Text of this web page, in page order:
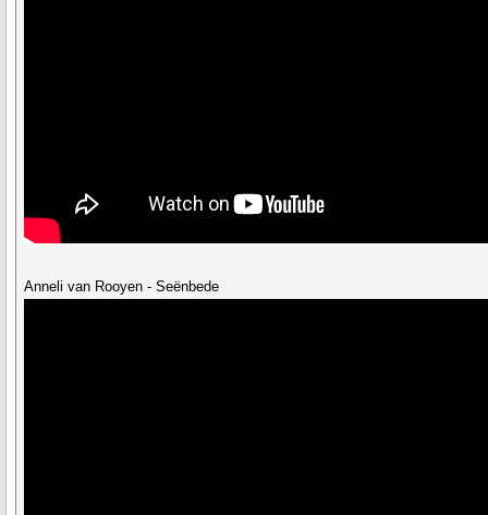
Anneli van Rooyen - Seënbede